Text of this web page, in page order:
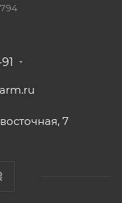
7